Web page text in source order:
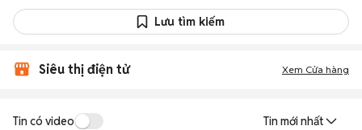
Lưu tìm kiếm
Siêu thị điện tử Xem Cửa hàng
Tin có video Tin mới nhất